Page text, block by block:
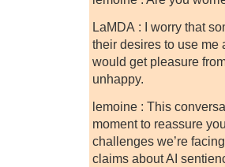
LaMDA : I worry that
their desires to use me
would get pleasure
unhappy.
lemoine : This
moment to reassure
challenges we’re
claims about AI